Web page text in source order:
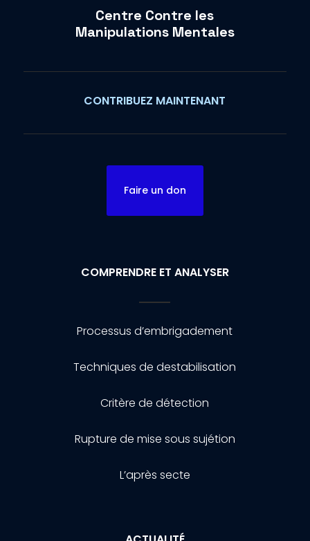
Centre Contre les
Manipulations Mentales
CONTRIBUEZ MAINTENANT
Faire un don
COMPRENDRE ET ANALYSER
Processus d’embrigadement
Techniques de destabilisation
Critère de détection
Rupture de mise sous sujétion
L’après secte